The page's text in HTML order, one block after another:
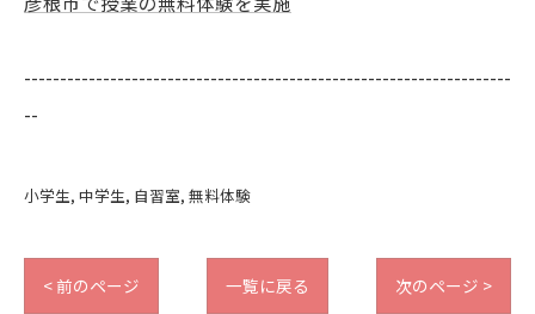
--------------------------------------------------------------------
--
小学生 中学生 自習室 無料体験
< 前のページ 一覧に戻る 次のページ >